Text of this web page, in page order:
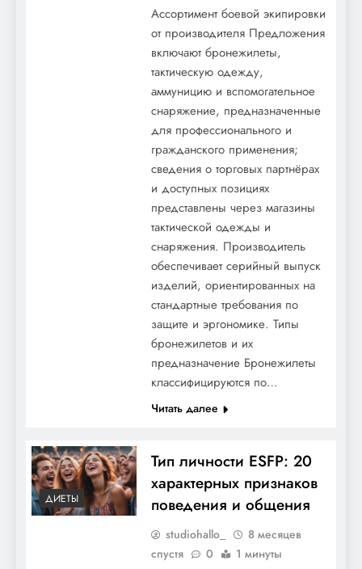
Ассортимент боевой экипировки
от производителя Предложения
включают бронежилеты,
тактическую одежду,
аммуницию и вспомогательное
снаряжение, предназначенные
для профессионального и
гражданского применения;
сведения о торговых партнёрах
и доступных позициях
представлены через магазины
тактической одежды и
снаряжения. Производитель
обеспечивает серийный выпуск
изделий, ориентированных на
стандартные требования по
защите и эргономике. Типы
бронежилетов и их
предназначение Бронежилеты
классифицируются по…
Читать далее
ДИЕТЫ
Тип личности ESFP: 20
характерных признаков
поведения и общения
studiohallo_
8 месяцев
спустя
0 1 минуты